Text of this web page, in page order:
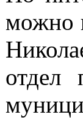
можно
отдел